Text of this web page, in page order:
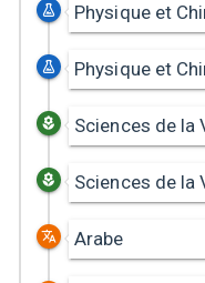
Physique et
Physique et
Sciences de la
Sciences de la
Arabe